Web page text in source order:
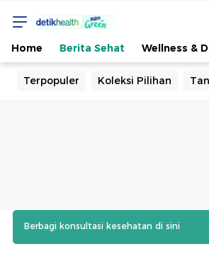
Home Berita Sehat Wellness &
Terpopuler Koleksi Pilihan
Berbagi konsultasi kesehatan di sini